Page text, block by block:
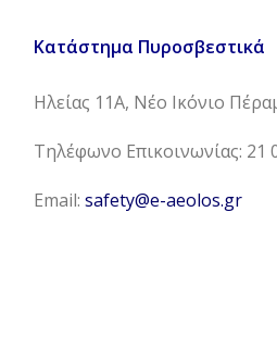
Κατάστημα Πυροσβεστικά
Ηλείας 11Α, Νέο Ικόνιο
Τηλέφωνο Επικοινωνίας: 21
Email: safety@e-aeolos.gr